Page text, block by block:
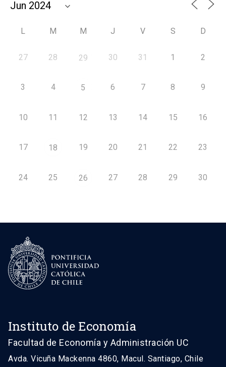
L M M J V S D
27 28 29 30 31 1 2
3 4 5 6 7 8 9
10 11 12 13 14 15 16
17 18 19 20 21 22 23
24 25 26 27 28 29 30
Instituto de Economía
Facultad de Economía y Administración UC
Avda. Vicuña Mackenna 4860, Macul. Santiago, Chile